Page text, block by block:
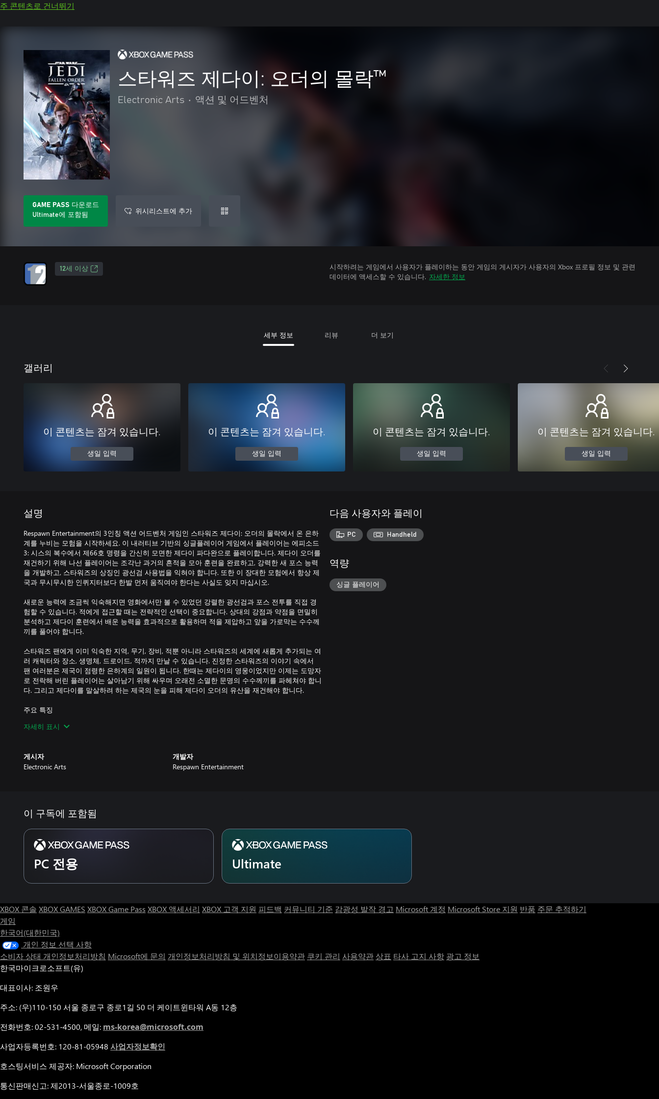
주 콘텐츠로 건너뛰기
스타워즈 제다이: 오더의 몰락™
Electronic Arts • 액션 및 어드벤처
GAME PASS 다운로드
Ultimate에 포함됨
위시리스트에 추가
12세 이상
시작하려는 게임에서 사용자가 플레이하는 동안 게임의 게시자가 사용자의 Xbox 프로필 정보 및 관련
데이터에 액세스할 수 있습니다. 자세한 정보
세부 정보 리뷰 더 보기
갤러리
이 콘텐츠는 잠겨 있습니다.
생일 입력
이 콘텐츠는 잠겨 있습니다.
생일 입력
이 콘텐츠는 잠겨 있습니다.
생일 입력
이 콘텐츠는 잠겨 있습니다.
생일 입력
설명
Respawn Entertainment의 3인칭 액션 어드벤처 게임인 스타워즈 제다이: 오더의 몰락에서 온 은하
계를 누비는 모험을 시작하세요. 이 내러티브 기반의 싱글플레이어 게임에서 플레이어는 에피소드
3: 시스의 복수에서 제66호 명령을 간신히 모면한 제다이 파다완으로 플레이합니다. 제다이 오더를
재건하기 위해 나선 플레이어는 조각난 과거의 흔적을 모아 훈련을 완료하고, 강력한 새 포스 능력
을 개발하고, 스타워즈의 상징인 광선검 사용법을 익혀야 합니다. 또한 이 장대한 모험에서 항상 제
국과 무시무시한 인퀴지터보다 한발 먼저 움직여야 한다는 사실도 잊지 마십시오.
새로운 능력에 조금씩 익숙해지면 영화에서만 볼 수 있었던 강렬한 광선검과 포스 전투를 직접 경
험할 수 있습니다. 적에게 접근할 때는 전략적인 선택이 중요합니다. 상대의 강점과 약점을 면밀히
분석하고 제다이 훈련에서 배운 능력을 효과적으로 활용하며 적을 제압하고 앞을 가로막는 수수께
끼를 풀어야 합니다.
스타워즈 팬에게 이미 익숙한 지역, 무기, 장비, 적뿐 아니라 스타워즈의 세계에 새롭게 추가되는 여
러 캐릭터와 장소, 생명체, 드로이드, 적까지 만날 수 있습니다. 진정한 스타워즈의 이야기 속에서
팬 여러분은 제국이 점령한 은하계의 일원이 됩니다. 한때는 제다이의 영웅이었지만 이제는 도망자
로 전락해 버린 플레이어는 살아남기 위해 싸우며 오래전 소멸한 문명의 수수께끼를 파헤쳐야 합니
다. 그리고 제다이를 말살하려 하는 제국의 눈을 피해 제다이 오더의 유산을 재건해야 합니다.
주요 특징
● 몰입도 높은 영화 같은 전투 - 제다이: 오더의 몰락에서는 혁신적인 광선검 전투 시스템을 바탕으
전투 시스템이지만 모험을 하는 과정에서 새로운 힘과 능력을 습득하다 보면 섬세한 움직임에 모두
익숙해지기까지는 고된 훈련과 연습이 필요합니다.
사, 성미가 고약한 조종사, 두려움을 모르는 드로이드와 함께 스토리 기반의 어드벤처 게임에서 제
국의 계략을 피해 탈출해야 합니다. 전투와 탐험, 퍼즐 풀이를 중심으로 한 다양한 도전을 완수하십
시오.
● 은하계가 기다립니다 - 제다이: 오더의 몰락에서는 고대의 숲, 거센 바람에 시달리는 암벽, 공포의
밀림 등 다양하고 독특한 환경을 탐험하면서 여정을 자유롭게 선택할 수 있습니다. 새로운 힘과 능
력을 해제하면 새로운 기회가 찾아오고, 포스를 활용하여 새로운 방식으로 세계를 누비면서 이미
지나온 지역도 다른 방법으로 탐험할 수 있습니다. 하지만 서둘러야 합니다. 제국이 당신의 뒤를 바
싹 쫓으며 남은 제다이 오더를 모두 말살하려 합니다.
조건 및 제한사항이 적용됩니다. 자세한 사항은 www.ea.com/games/starwars/jedi-fallen-
order/disclaimers를 확인해주십시오.
자세히 표시
게시자
Electronic Arts
개발자
Respawn Entertainment
다음 사용자와 플레이
PC Handheld
역량
싱글 플레이어
이 구독에 포함됨
PC 전용 Ultimate
XBOX 콘솔 XBOX GAMES XBOX Game Pass XBOX 액세서리 XBOX 고객 지원 피드백 커뮤니티 기준 감광성 발작 경고 Microsoft 계정 Microsoft Store 지원 반품 주문 추적하기
게임
한국어(대한민국)
개인 정보 선택 사항
소비자 상태 개인정보처리방침 Microsoft에 문의 개인정보처리방침 및 위치정보이용약관 쿠키 관리 사용약관 상표 타사 고지 사항 광고 정보
한국마이크로소프트(유)
대표이사: 조원우
주소: (우)110-150 서울 종로구 종로1길 50 더 케이트윈타워 A동 12층
전화번호: 02-531-4500, 메일: ms-korea@microsoft.com
사업자등록번호: 120-81-05948 사업자정보확인
호스팅서비스 제공자: Microsoft Corporation
통신판매신고: 제2013-서울종로-1009호